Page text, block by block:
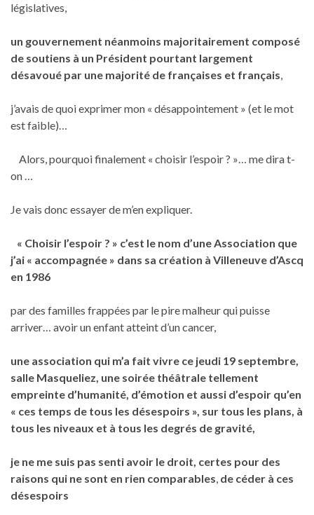
législatives,
un gouvernement néanmoins majoritairement composé
de soutiens à un Président pourtant largement
désavoué par une majorité de françaises et français,
j’avais de quoi exprimer mon « désappointement » (et le mot
est faible)…
Alors, pourquoi finalement « choisir l’espoir ? »… me dira t-
on …
Je vais donc essayer de m’en expliquer.
« Choisir l’espoir ? » c’est le nom d’une Association que
j’ai « accompagnée » dans sa création à Villeneuve d’Ascq
en 1986
par des familles frappées par le pire malheur qui puisse
arriver… avoir un enfant atteint d’un cancer,
une association qui m’a fait vivre ce jeudi 19 septembre,
salle Masqueliez, une soirée théâtrale tellement
empreinte d’humanité, d’émotion et aussi d’espoir qu’en
« ces temps de tous les désespoirs », sur tous les plans, à
tous les niveaux et à tous les degrés de gravité,
je ne me suis pas senti avoir le droit, certes pour des
raisons qui ne sont en rien comparables, de céder à ces
désespoirs